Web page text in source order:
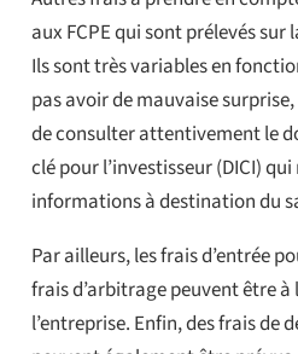
aux FCPE qui sont prélevés
Ils sont très variables en
pas avoir de mauvaise
de consulter attentivement le
clé pour l’investisseur (DICI)
informations à destination du
Par ailleurs, les frais d’entrée
frais d’arbitrage peuvent être
l’entreprise. Enfin, des frais de